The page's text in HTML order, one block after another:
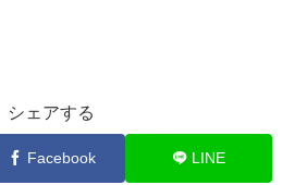
シェアする
Facebook LINE